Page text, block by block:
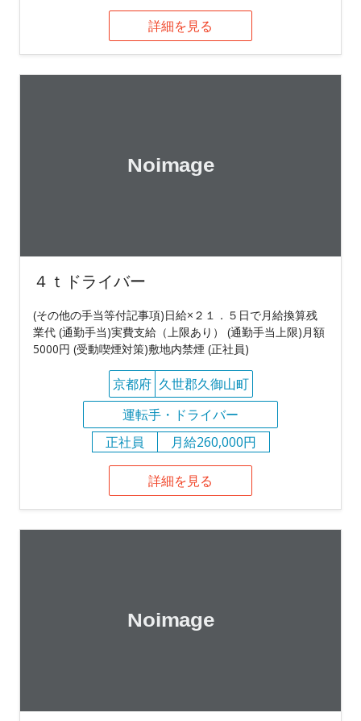
詳細を見る
４ｔドライバー
(その他の手当等付記事項)日給×２１．５日で月給換算残
業代 (通勤手当)実費支給（上限あり） (通勤手当上限)月額
5000円 (受動喫煙対策)敷地内禁煙 (正社員)
京都府 久世郡久御山町
運転手・ドライバー
正社員
月給260,000円
詳細を見る